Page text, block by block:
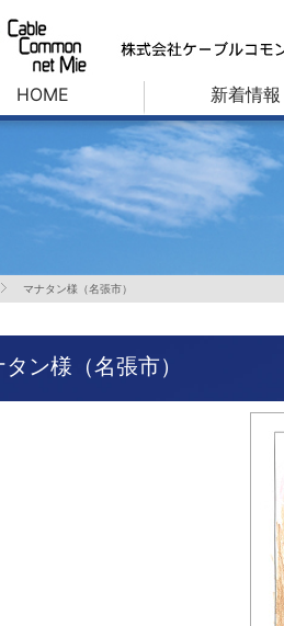
HOME 新着情報
マナタン様（名張市）
ン様（名張市）